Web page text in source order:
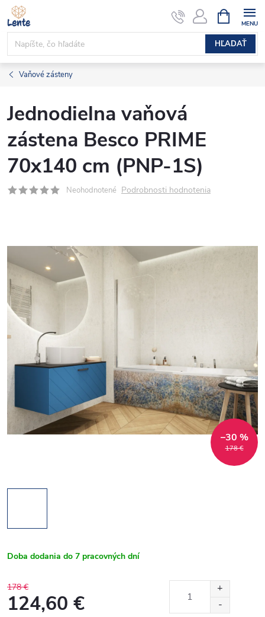
Prejsť
na
obsah
HĽADAŤ
KOŠÍK
Vaňové zásteny
Jednodielna vaňová
zástena Besco PRIME
70x140 cm (PNP-1S)
Neohodnotené Podrobnosti hodnotenia
178 €
–30 %
Doba dodania do 7 pracovných dní
178 €
124,60 €